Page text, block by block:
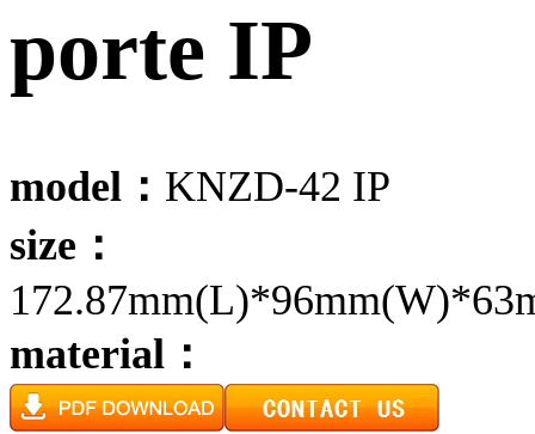
porte IP
model： KNZD-42 IP
size：
material：